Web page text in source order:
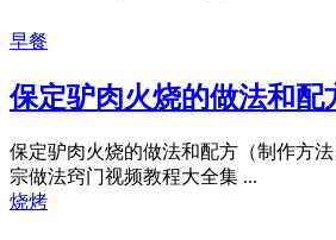
早餐
保定驴肉火烧的做法和配
保定驴肉火烧的做法和配方（制作方
宗做法窍门视频教程大全集 ...
烧烤